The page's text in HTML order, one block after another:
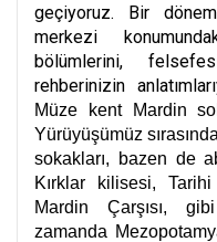
geçiyoruz. Bir
merkezi
bölümlerini,
rehberinizin
Müze kent Mardin
Yürüyüşümüz
sokakları, bazen de
Kırklar kilisesi,
Mardin Çarşısı,
zamanda